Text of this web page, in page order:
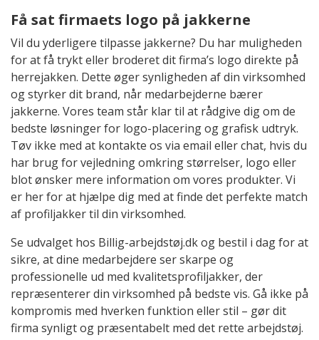
Få sat firmaets logo på jakkerne
Vil du yderligere tilpasse jakkerne? Du har muligheden
for at få trykt eller broderet dit firma’s logo direkte på
herrejakken. Dette øger synligheden af din virksomhed
og styrker dit brand, når medarbejderne bærer
jakkerne. Vores team står klar til at rådgive dig om de
bedste løsninger for logo-placering og grafisk udtryk.
Tøv ikke med at kontakte os via email eller chat, hvis du
har brug for vejledning omkring størrelser, logo eller
blot ønsker mere information om vores produkter. Vi
er her for at hjælpe dig med at finde det perfekte match
af profiljakker til din virksomhed.
Se udvalget hos Billig-arbejdstøj.dk og bestil i dag for at
sikre, at dine medarbejdere ser skarpe og
professionelle ud med kvalitetsprofiljakker, der
repræsenterer din virksomhed på bedste vis. Gå ikke på
kompromis med hverken funktion eller stil – gør dit
firma synligt og præsentabelt med det rette arbejdstøj.